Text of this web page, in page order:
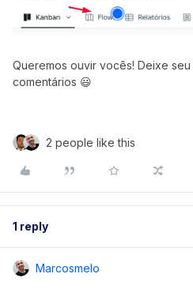
Queremos ouvir vocês! Deixe seu
comentários 😃
2 people like this
1 reply
Marcosmelo